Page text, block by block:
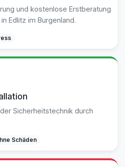
und kostenlose Erstberatung
Edlitz im Burgenland.
Sicherheitstechnik durch
Schäden